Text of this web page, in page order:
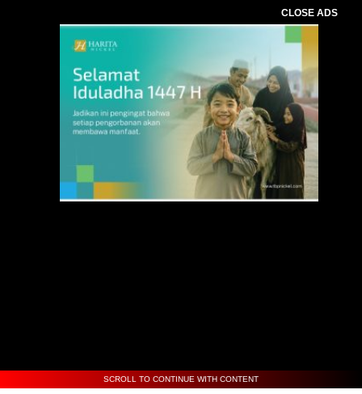
CLOSE ADS
SCROLL TO CONTINUE WITH CONTENT